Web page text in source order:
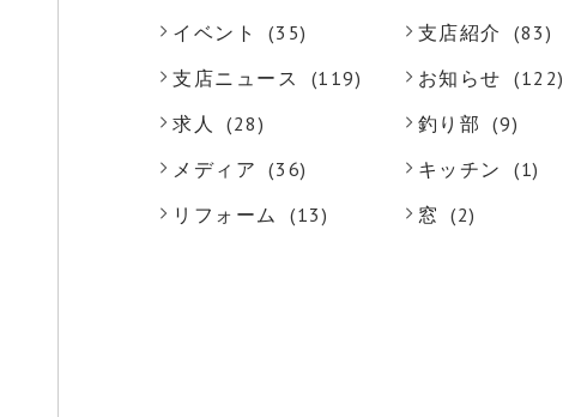
イベント
(35) 支店紹介
(83)
支店ニュース
(119) お知らせ (122)
求人
(28) 釣り部
(9)
メディア
(36) キッチン
(1)
リフォーム
(13) 窓 (2)